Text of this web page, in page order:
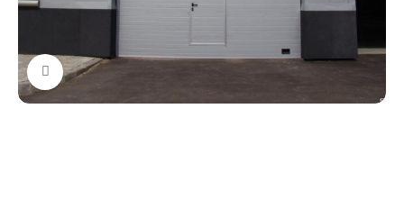
Нажмите, чтобы увеличить